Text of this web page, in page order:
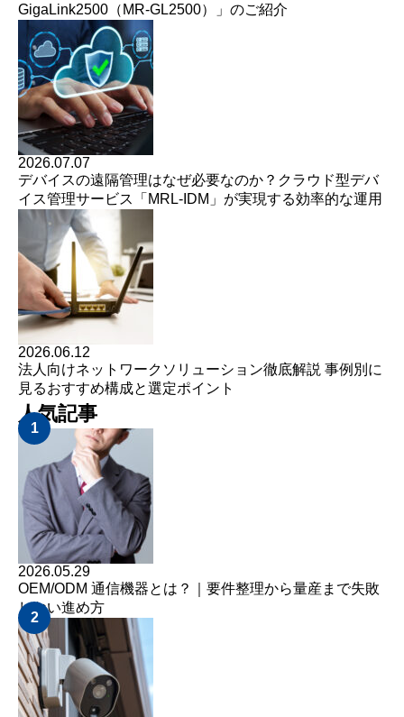
GigaLink2500（MR-GL2500）」のご紹介
2026.07.07
デバイスの遠隔管理はなぜ必要なのか？クラウド型デバ
イス管理サービス「MRL-IDM」が実現する効率的な運用
2026.06.12
法人向けネットワークソリューション徹底解説 事例別に
見るおすすめ構成と選定ポイント
人気記事
1
2026.05.29
OEM/ODM 通信機器とは？｜要件整理から量産まで失敗
しない進め方
2